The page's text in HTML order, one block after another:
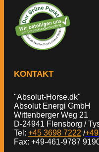
KONTAKT
"Absolut-Horse.dk"
Absolut Energi GmbH
Wittenberger Weg 21
D-24941 Flensborg /
Tel: +45 3698 7222 /
Fax: +49-461-9787